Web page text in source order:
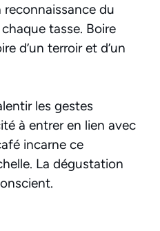
du
tasse. Boire
d’un terroir et d’un
les gestes
à entrer en lien avec
incarne ce
La dégustation